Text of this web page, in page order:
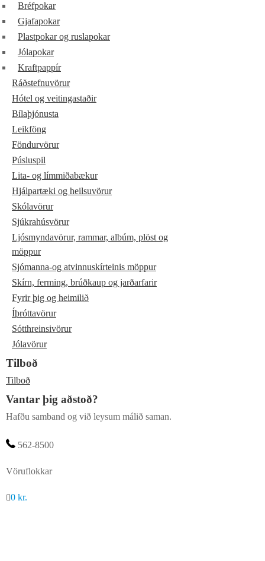
Bréfpokar
Gjafapokar
Plastpokar og ruslapokar
Jólapokar
Kraftpappír
Ráðstefnuvörur
Hótel og veitingastaðir
Bílaþjónusta
Leikföng
Föndurvörur
Púsluspil
Lita- og límmiðabækur
Hjálpartæki og heilsuvörur
Skólavörur
Sjúkrahúsvörur
Ljósmyndavörur, rammar, albúm, plöst og
möppur
Sjómanna-og atvinnuskírteinis möppur
Skírn, ferming, brúðkaup og jarðarfarir
Fyrir þig og heimilið
Íþróttavörur
Sótthreinsivörur
Jólavörur
Tilboð
Tilboð
Vantar þig aðstoð?
Hafðu samband og við leysum málið saman.
562-8500
Vöruflokkar
0 kr.